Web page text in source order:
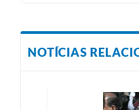
NOTÍCIAS